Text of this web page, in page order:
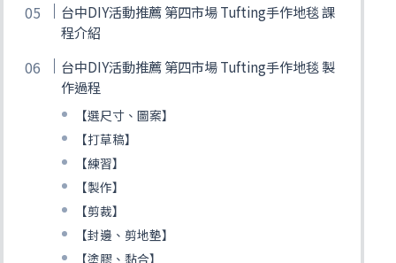
台中DIY活動推薦 第四市場 Tufting手作地毯 課
程介紹
台中DIY活動推薦 第四市場 Tufting手作地毯 製
作過程
【選尺寸、圖案】
【打草稿】
【練習】
【製作】
【剪裁】
【封邊、剪地墊】
【塗膠、黏合】